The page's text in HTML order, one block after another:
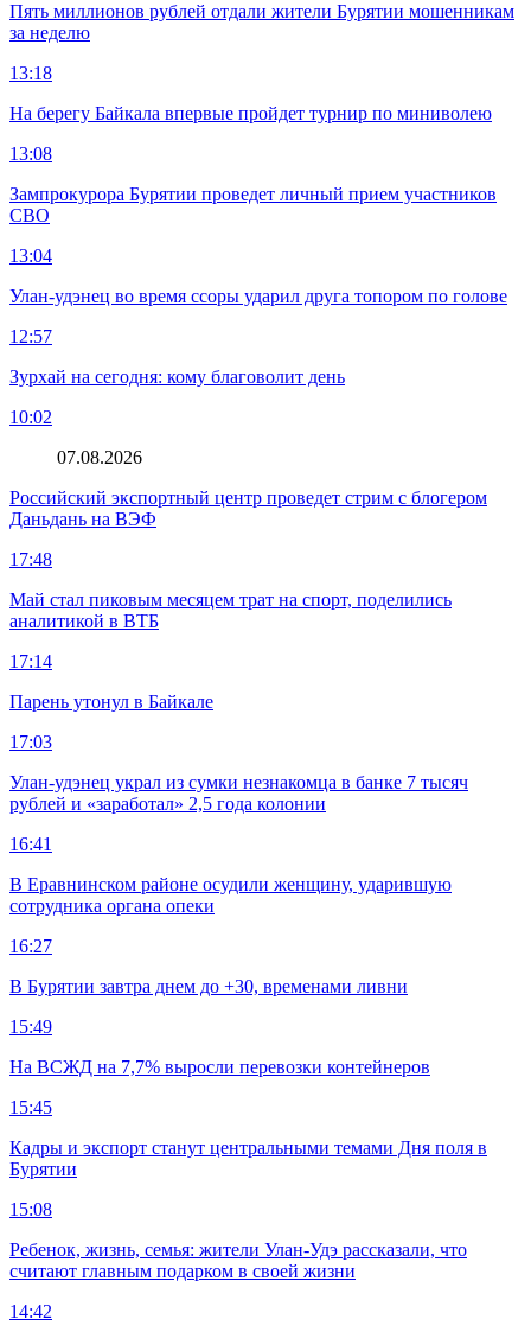
Пять миллионов рублей отдали жители Бурятии мошенникам
за неделю
13:18
На берегу Байкала впервые пройдет турнир по миниволею
13:08
Зампрокурора Бурятии проведет личный прием участников
СВО
13:04
Улан-удэнец во время ссоры ударил друга топором по голове
12:57
Зурхай на сегодня: кому благоволит день
10:02
07.08.2026
Российский экспортный центр проведет стрим с блогером
Даньдань на ВЭФ
17:48
Май стал пиковым месяцем трат на спорт, поделились
аналитикой в ВТБ
17:14
Парень утонул в Байкале
17:03
Улан-удэнец украл из сумки незнакомца в банке 7 тысяч
рублей и «заработал» 2,5 года колонии
16:41
В Еравнинском районе осудили женщину, ударившую
сотрудника органа опеки
16:27
В Бурятии завтра днем до +30, временами ливни
15:49
На ВСЖД на 7,7% выросли перевозки контейнеров
15:45
Кадры и экспорт станут центральными темами Дня поля в
Бурятии
15:08
Ребенок, жизнь, семья: жители Улан-Удэ рассказали, что
считают главным подарком в своей жизни
14:42